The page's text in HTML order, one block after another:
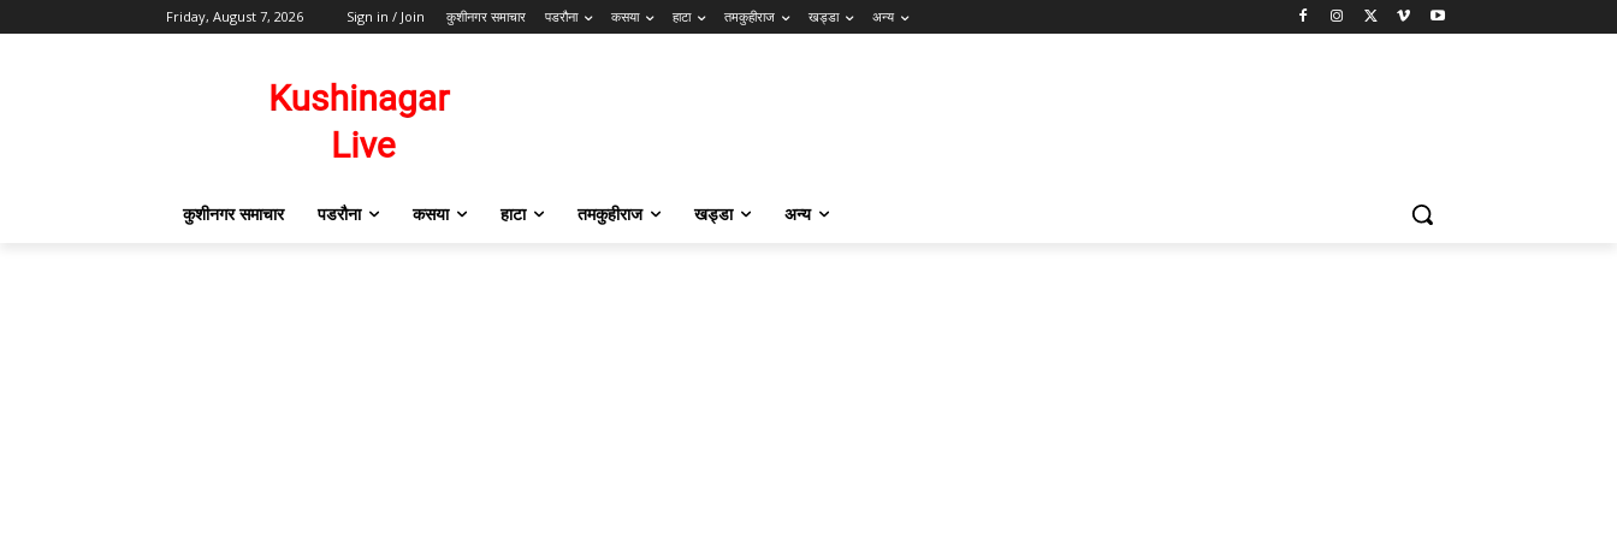
Friday, August 7, 2026 Sign in / Join कुशीनगर समाचार पडरौना कसया हाटा तमकुहीराज खड्डा अन्य
कुशीनगर समाचार पडरौना कसया हाटा तमकुहीराज खड्डा अन्य